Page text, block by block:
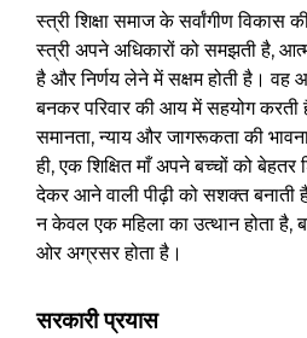
स्त्री शिक्षा समाज के सर्वांगीण विकास
स्त्री अपने अधिकारों को समझती है,
है और निर्णय लेने में सक्षम होती है। वह
बनकर परिवार की आय में सहयोग करती
समानता, न्याय और जागरूकता की
ही, एक शिक्षित माँ अपने बच्चों को बेहतर
देकर आने वाली पीढ़ी को सशक्त बनाती
न केवल एक महिला का उत्थान होता है,
ओर अग्रसर होता है।
सरकारी प्रयास